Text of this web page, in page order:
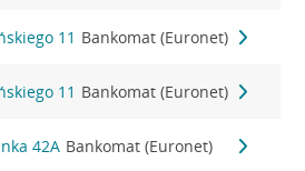
11 Bankomat (Euronet)
11 Bankomat (Euronet)
42A Bankomat (Euronet)